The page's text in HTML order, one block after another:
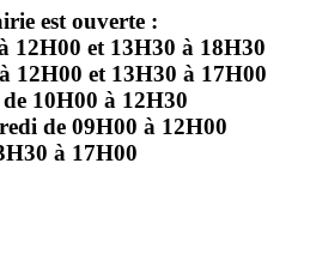
est ouverte :
12H00 et 13H30 à 18H30
12H00 et 13H30 à 17H00
10H00 à 12H30
de 09H00 à 12H00
à 17H00